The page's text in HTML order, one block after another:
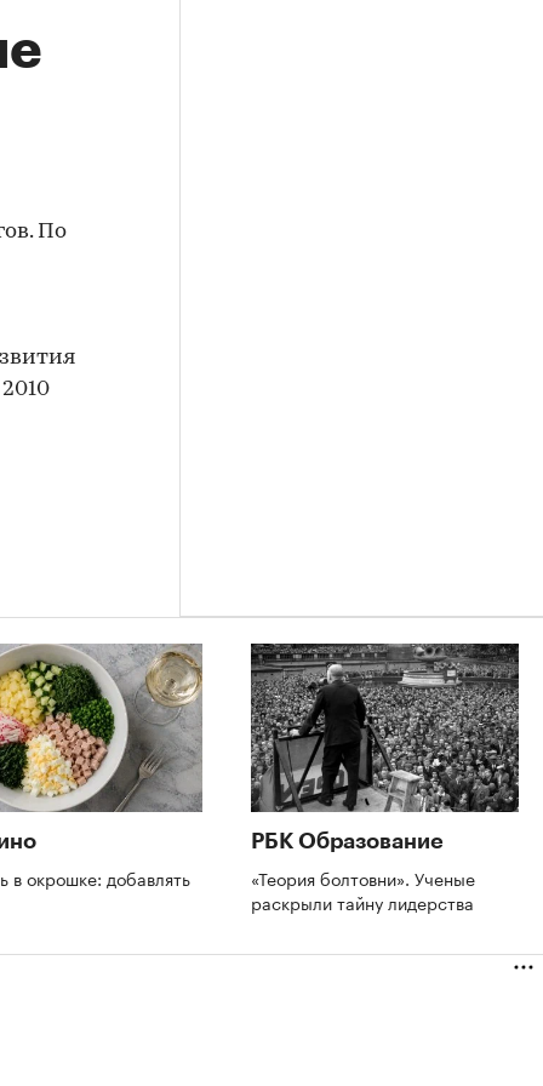
По
в окрошке: добавлять
РБК Образование
«Теория болтовни». Ученые
раскрыли тайну лидерства